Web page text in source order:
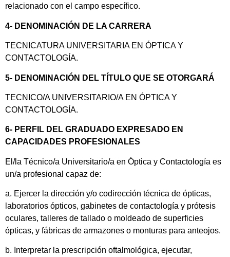
relacionado con el campo específico.
4- DENOMINACIÓN DE LA CARRERA
TECNICATURA UNIVERSITARIA EN ÓPTICA Y
CONTACTOLOGÍA.
5- DENOMINACIÓN DEL TÍTULO QUE SE OTORGARÁ
TECNICO/A UNIVERSITARIO/A EN ÓPTICA Y
CONTACTOLOGÍA.
6- PERFIL DEL GRADUADO EXPRESADO EN
CAPACIDADES PROFESIONALES
El/la Técnico/a Universitario/a en Óptica y Contactología es
un/a profesional capaz de:
a. Ejercer la dirección y/o codirección técnica de ópticas,
laboratorios ópticos, gabinetes de contactología y prótesis
oculares, talleres de tallado o moldeado de superficies
ópticas, y fábricas de armazones o monturas para anteojos.
b. Interpretar la prescripción oftalmológica, ejecutar,